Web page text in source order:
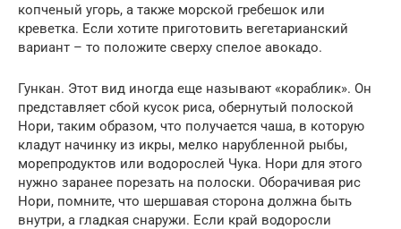
копченый угорь, а также морской гребешок или
креветка. Если хотите приготовить вегетарианский
вариант – то положите сверху спелое авокадо.
Гункан. Этот вид иногда еще называют «кораблик». Он
представляет сбой кусок риса, обернутый полоской
Нори, таким образом, что получается чаша, в которую
кладут начинку из икры, мелко нарубленной рыбы,
морепродуктов или водорослей Чука. Нори для этого
нужно заранее порезать на полоски. Оборачивая рис
Нори, помните, что шершавая сторона должна быть
внутри, а гладкая снаружи. Если край водоросли